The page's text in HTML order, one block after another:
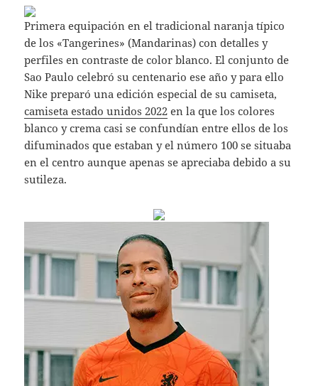
Primera equipación en el tradicional naranja típico
de los «Tangerines» (Mandarinas) con detalles y
perfiles en contraste de color blanco. El conjunto de
Sao Paulo celebró su centenario ese año y para ello
Nike preparó una edición especial de su camiseta,
camiseta estado unidos 2022 en la que los colores
blanco y crema casi se confundían entre ellos de los
difuminados que estaban y el número 100 se situaba
en el centro aunque apenas se apreciaba debido a su
sutileza.